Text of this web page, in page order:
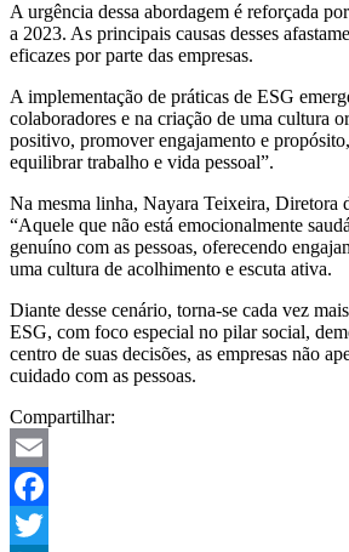
A urgência dessa abordagem é reforçada
a 2023. As principais causas desses
eficazes por parte das empresas.
A implementação de práticas de ESG
colaboradores e na criação de uma cultura
positivo, promover engajamento e
equilibrar trabalho e vida pessoal”.
Na mesma linha, Nayara Teixeira, Diretora
“Aquele que não está emocionalmente
genuíno com as pessoas, oferecendo
uma cultura de acolhimento e escuta ativa.
Diante desse cenário, torna-se cada vez
ESG, com foco especial no pilar social,
centro de suas decisões, as empresas não
cuidado com as pessoas.
Compartilhar:
Email
Facebook